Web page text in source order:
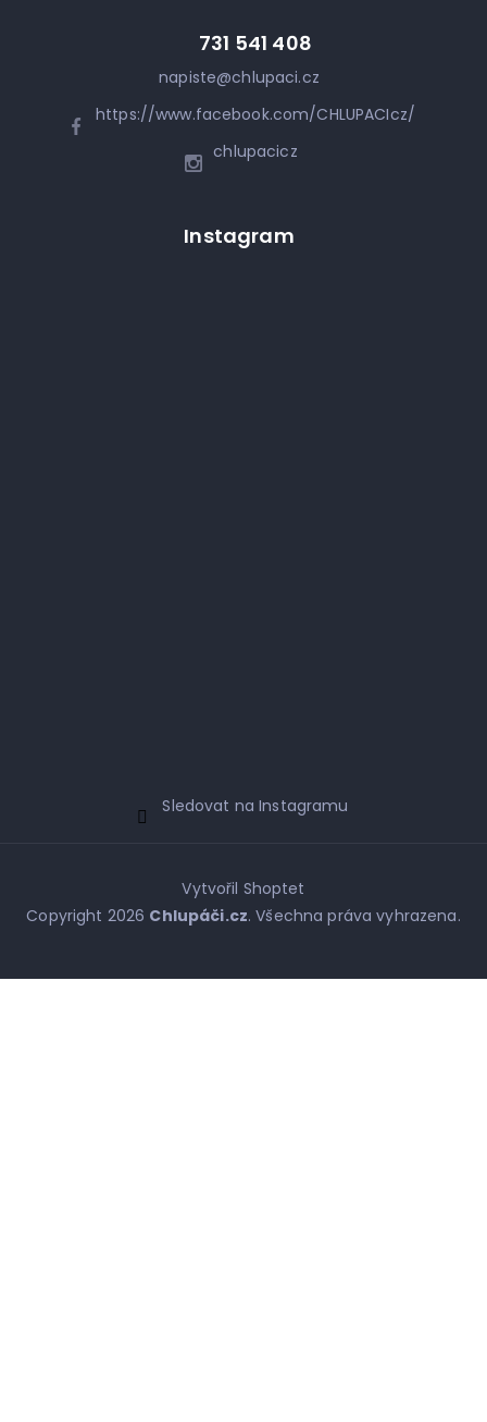
napiste@chlupaci.cz
731 541 408
https://www.facebook.com/CHLUPACIcz/
chlupacicz
Instagram
Sledovat na Instagramu
Vytvořil Shoptet
Copyright 2026 Chlupáči.cz. Všechna práva vyhrazena.